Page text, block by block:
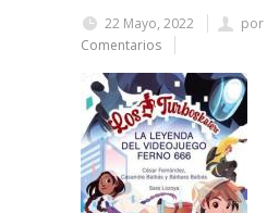
22 Mayo, 2022 por
Comentarios